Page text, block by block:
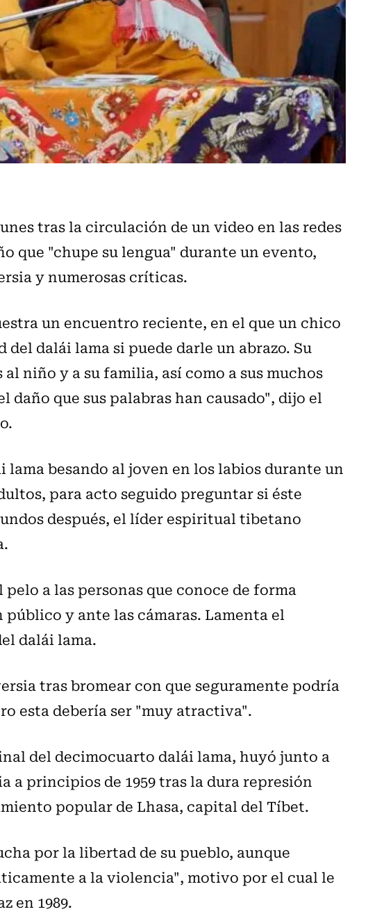
tras la circulación de un video en las redes
que "chupe su lengua" durante un evento,
y numerosas críticas.
un encuentro reciente, en el que un chico
dalái lama si puede darle un abrazo. Su
niño y a su familia, así como a sus muchos
daño que sus palabras han causado", dijo el
lama besando al joven en los labios durante un
para acto seguido preguntar si éste
después, el líder espiritual tibetano
a las personas que conoce de forma
y ante las cámaras. Lamenta el
dalái lama.
tras bromear con que seguramente podría
esta debería ser "muy atractiva".
del decimocuarto dalái lama, huyó junto a
a principios de 1959 tras la dura represión
popular de Lhasa, capital del Tíbet.
por la libertad de su pueblo, aunque
a la violencia", motivo por el cual le
en 1989.